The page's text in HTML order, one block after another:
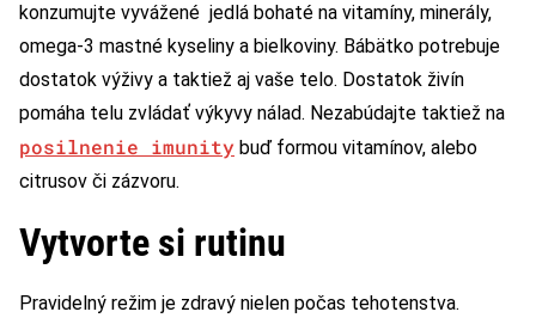
konzumujte vyvážené jedlá bohaté na vitamíny, minerály,
omega-3 mastné kyseliny a bielkoviny. Bábätko potrebuje
dostatok výživy a taktiež aj vaše telo. Dostatok živín
pomáha telu zvládať výkyvy nálad. Nezabúdajte taktiež na
posilnenie imunity buď formou vitamínov, alebo
citrusov či zázvoru.
Vytvorte si rutinu
Pravidelný režim je zdravý nielen počas tehotenstva.